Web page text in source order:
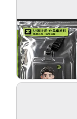
下载
博客